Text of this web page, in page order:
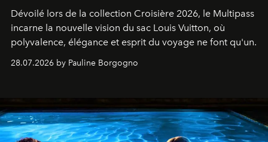
Dévoilé lors de la collection Croisière 2026, le Multipass
incarne la nouvelle vision du sac Louis Vuitton, où
polyvalence, élégance et esprit du voyage ne font qu'un.
28.07.2026 by Pauline Borgogno